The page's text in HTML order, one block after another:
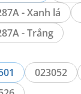
- Xanh lá
- Trắng
023052